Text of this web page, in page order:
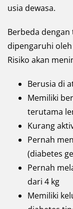
usia dewasa.
Berbeda
dipengaruhi
Risiko akan
Berusia di
Memiliki
terutama
Kurang
Pernah
(diabetes
Pernah
dari 4 kg
Memiliki